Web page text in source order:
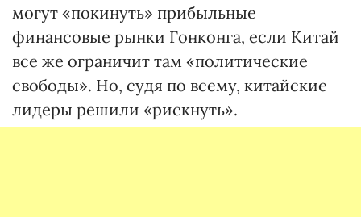
могут «покинуть» прибыльные
финансовые рынки Гонконга, если Китай
все же ограничит там «политические
свободы». Но, судя по всему, китайские
лидеры решили «рискнуть».